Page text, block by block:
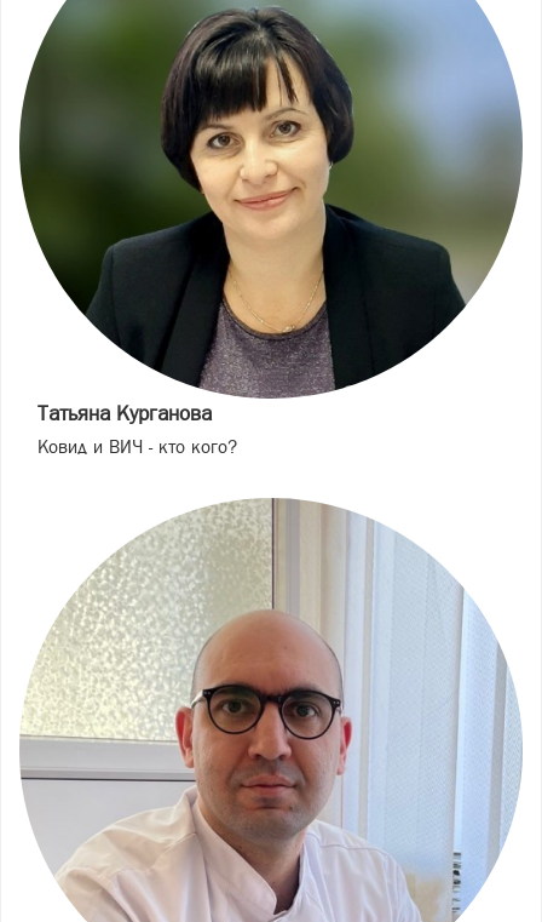
Татьяна Курганова
Ковид и ВИЧ - кто кого?